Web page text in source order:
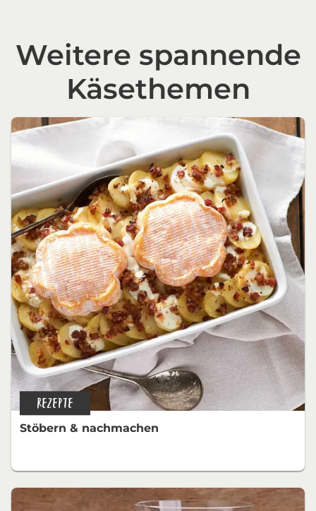
Weitere spannende
Käsethemen
REZEPTE
Stöbern & nachmachen